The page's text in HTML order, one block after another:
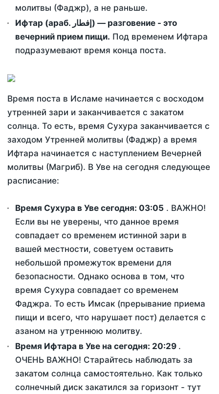
молитвы (Фаджр), а не раньше.
Ифтар (араб. إفطار) — разговение - это
вечерний прием пищи. Под временем Ифтара
подразумевают время конца поста.
Время поста в Исламе начинается с восходом
утренней зари и заканчивается с закатом
солнца. То есть, время Сухура заканчивается с
заходом Утренней молитвы (Фаджр) а время
Ифтара начинается с наступлением Вечерней
молитвы (Магриб). В Уве на сегодня следующее
расписание:
Время Сухура в Уве сегодня: 03:05 . ВАЖНО!
Если вы не уверены, что данное время
совпадает со временем истинной зари в
вашей местности, советуем оставить
небольшой промежуток времени для
безопасности. Однако основа в том, что
время Сухура совпадает со временем
Фаджра. То есть Имсак (прерывание приема
пищи и всего, что нарушает пост) делается с
азаном на утреннюю молитву.
Время Ифтара в Уве на сегодня: 20:29 .
ОЧЕНЬ ВАЖНО! Старайтесь наблюдать за
закатом солнца самостоятельно. Как только
солнечный диск закатился за горизонт - тут